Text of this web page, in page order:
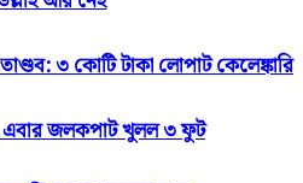
৩ কোটি টাকা লোপাট কেলেঙ্কারি
এবার জলকপাট খুলল ৩ ফুট